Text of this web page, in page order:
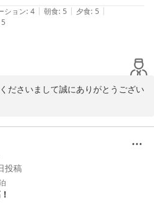
ション: 4 | 朝食: 5 | 夕食: 5 |
5
ださいまして誠にありがとうござい
のお褒めのお言葉をいただき、スタ
みとなります
りお待ち申し上げております
投稿